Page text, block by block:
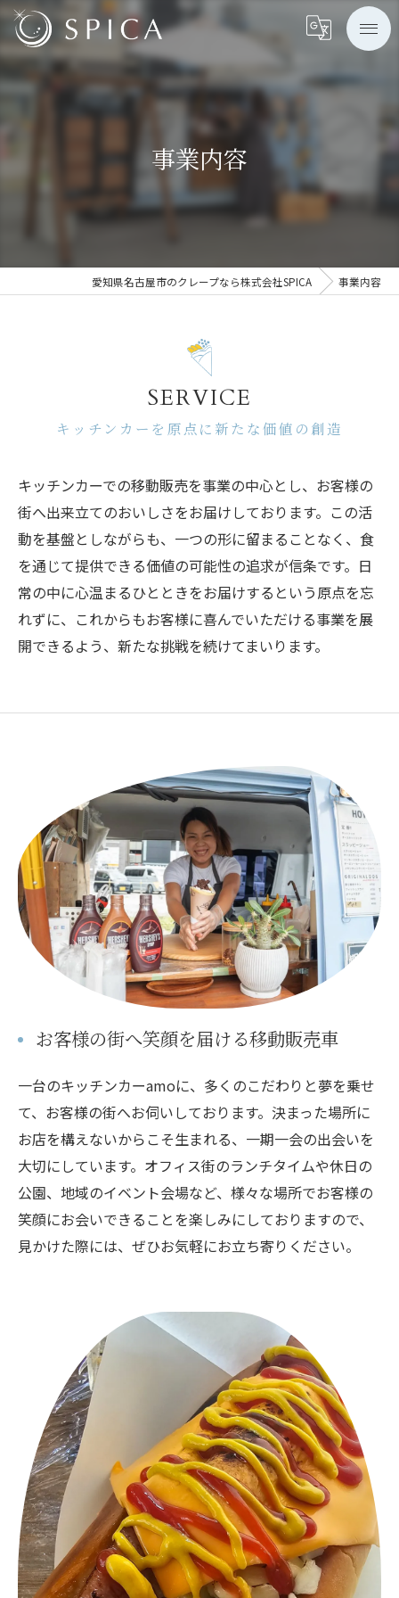
事業内容
愛知県名古屋市のクレープなら株式会社SPICA 事業内容
キッチンカーを原点に新たな価値の創造
SERVICE
キッチンカーでの移動販売を事業の中心とし、お客様の
街へ出来立てのおいしさをお届けしております。この活
動を基盤としながらも、一つの形に留まることなく、食
を通じて提供できる価値の可能性の追求が信条です。日
常の中に心温まるひとときをお届けするという原点を忘
れずに、これからもお客様に喜んでいただける事業を展
開できるよう、新たな挑戦を続けてまいります。
お客様の街へ笑顔を届ける移動販売車
一台のキッチンカーamoに、多くのこだわりと夢を乗せ
て、お客様の街へお伺いしております。決まった場所に
お店を構えないからこそ生まれる、一期一会の出会いを
大切にしています。オフィス街のランチタイムや休日の
公園、地域のイベント会場など、様々な場所でお客様の
笑顔にお会いできることを楽しみにしておりますので、
見かけた際には、ぜひお気軽にお立ち寄りください。